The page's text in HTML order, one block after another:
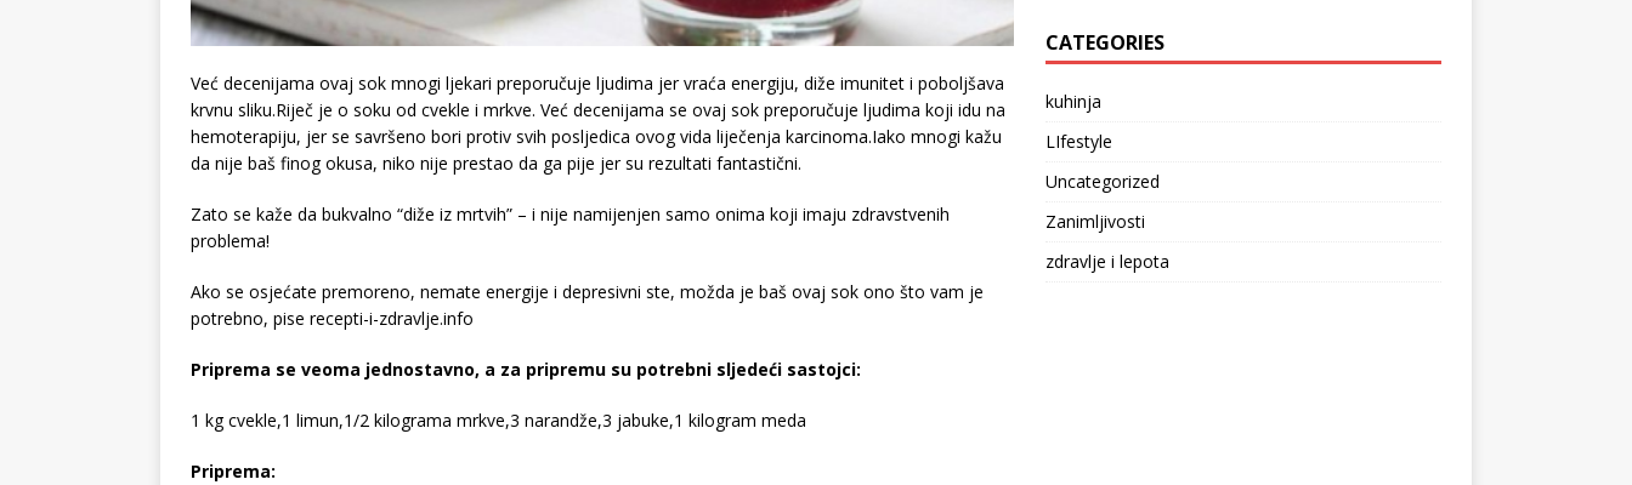
Već decenijama ovaj sok mnogi ljekari preporučuje ljudima jer vraća energiju, diže imunitet i poboljšava
krvnu sliku.Riječ je o soku od cvekle i mrkve. Već decenijama se ovaj sok preporučuje ljudima koji idu na
hemoterapiju, jer se savršeno bori protiv svih posljedica ovog vida liječenja karcinoma.Iako mnogi kažu
da nije baš finog okusa, niko nije prestao da ga pije jer su rezultati fantastični.
Zato se kaže da bukvalno “diže iz mrtvih” – i nije namijenjen samo onima koji imaju zdravstvenih
problema!
Ako se osjećate premoreno, nemate energije i depresivni ste, možda je baš ovaj sok ono što vam je
potrebno, pise recepti-i-zdravlje.info
Priprema se veoma jednostavno, a za pripremu su potrebni sljedeći sastojci:
1 kg cvekle,1 limun,1/2 kilograma mrkve,3 narandže,3 jabuke,1 kilogram meda
Priprema:
CATEGORIES
kuhinja
LIfestyle
Uncategorized
Zanimljivosti
zdravlje i lepota